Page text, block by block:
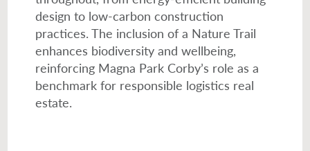
design to low-carbon construction
practices. The inclusion of a Nature Trail
enhances biodiversity and wellbeing,
reinforcing Magna Park Corby’s role as a
benchmark for responsible logistics real
estate.